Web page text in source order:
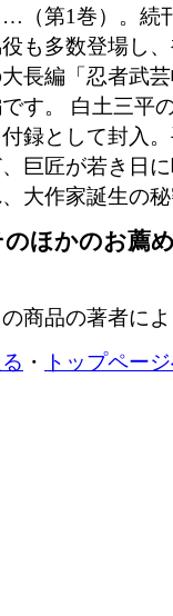
…（第1巻）。続
役も多数登場し
長編「忍者武
す。 白土三平
付録として封入
、巨匠が若き日
大作家誕生の
のほかのお薦
の商品の著者に
・ トップペー